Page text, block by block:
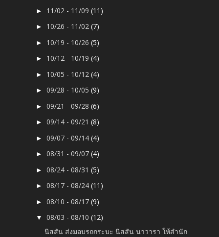
► 11/02 - 11/09(11)
► 10/26 - 11/02(7)
► 10/19 - 10/26(5)
► 10/12 - 10/19(4)
► 10/05 - 10/12(4)
►09/28 - 10/05(9)
►09/21 - 09/28(6)
►09/14 - 09/21(8)
►09/07 - 09/14(4)
►08/31 - 09/07(4)
►08/24 - 08/31(5)
►08/17 - 08/24(11)
►08/10 - 08/17(9)
▼08/03 - 08/10(12)
นิสสัน ส่งมอบรถกระบะ นิสสัน นาวารา ให้สำนัก